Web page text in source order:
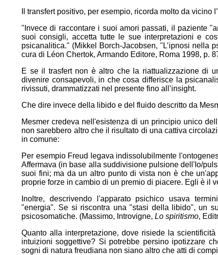
Il transfert positivo, per esempio, ricorda molto da
"Invece di raccontare i suoi amori passati, il paziente
suoi consigli, accetta tutte le sue interpretazioni e
psicanalitica." (Mikkel Borch-Jacobsen, "L’ipnosi nella
cura di Léon Chertok, Armando Editore, Roma 1998, p.
E se il trasfert non è altro che la riattualizzazione di
divenire consapevoli, in che cosa differisce la
rivissuti, drammatizzati nel presente fino all’insight.
Che dire invece della libido e del fluido descritto da
Mesmer credeva nell'esistenza di un principio unico
non sarebbero altro che il risultato di una cattiva
in comune:
Per esempio Freud legava indissolubilmente
Affermava (in base alla suddivisione pulsione dell'Io/
suoi fini; ma da un altro punto di vista non è che
proprie forze in cambio di un premio di piacere. Egli è il
Inoltre, descrivendo l'apparato psichico usava
"energia". Se si riscontra una "stasi della libido", un
psicosomatiche. (Massimo, Introvigne, Lo spiritismo,
Quanto alla interpretazione, dove risiede la
intuizioni soggettive? Si potrebbe persino ipotizzare
sogni di natura freudiana non siano altro che atti di